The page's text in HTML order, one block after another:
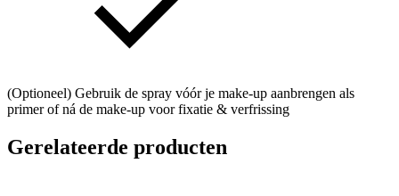
(Optioneel) Gebruik de spray vóór je make-up aanbrengen als
primer of ná de make-up voor fixatie & verfrissing
Gerelateerde producten